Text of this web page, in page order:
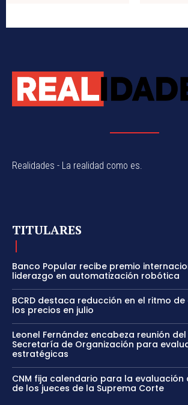
Realidades - La realidad como es.
TITULARES
Banco Popular recibe premio
liderazgo en automatización robótica
BCRD destaca reducción en el ritmo
los precios en julio
Leonel Fernández encabeza reunión
Secretaría de Organización para
estratégicas
CNM fija calendario para la evaluación
de los jueces de la Suprema Corte